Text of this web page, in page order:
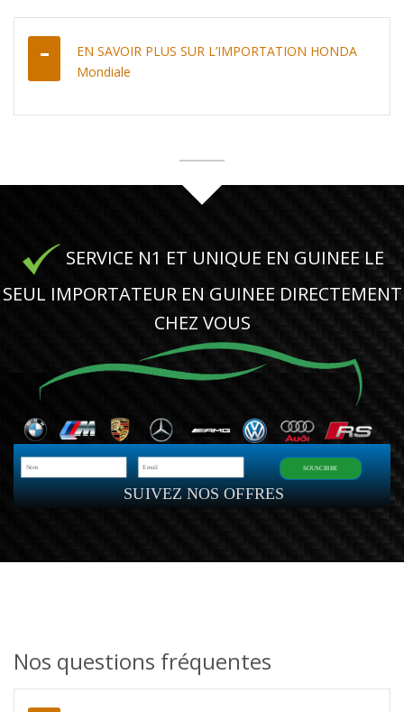
EN SAVOIR PLUS SUR L’IMPORTATION HONDA
Mondiale
SERVICE N1 ET UNIQUE EN GUINEE LE
SEUL IMPORTATEUR EN GUINEE DIRECTEMENT
CHEZ VOUS
SUIVEZ NOS OFFRES
SOUSCRIRE
Nos questions fréquentes